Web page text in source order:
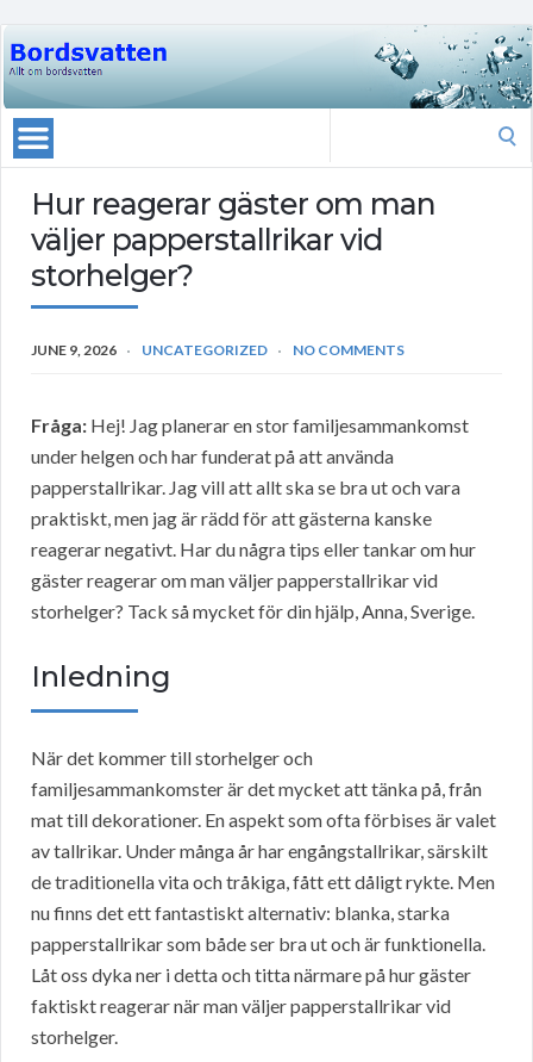
Hur reagerar gäster om man
väljer papperstallrikar vid
storhelger?
JUNE 9, 2026 UNCATEGORIZED NO COMMENTS
Fråga: Hej! Jag planerar en stor familjesammankomst
under helgen och har funderat på att använda
papperstallrikar. Jag vill att allt ska se bra ut och vara
praktiskt, men jag är rädd för att gästerna kanske
reagerar negativt. Har du några tips eller tankar om hur
gäster reagerar om man väljer papperstallrikar vid
storhelger? Tack så mycket för din hjälp, Anna, Sverige.
Inledning
När det kommer till storhelger och
familjesammankomster är det mycket att tänka på, från
mat till dekorationer. En aspekt som ofta förbises är valet
av tallrikar. Under många år har engångstallrikar, särskilt
de traditionella vita och tråkiga, fått ett dåligt rykte. Men
nu finns det ett fantastiskt alternativ: blanka, starka
papperstallrikar som både ser bra ut och är funktionella.
Låt oss dyka ner i detta och titta närmare på hur gäster
faktiskt reagerar när man väljer papperstallrikar vid
storhelger.